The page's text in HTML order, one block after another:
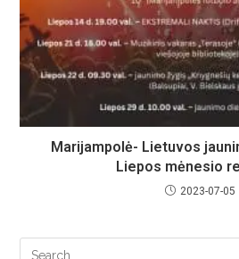
Marijampolė- Lietuvos
Liepos mėnesio
2023-07-05